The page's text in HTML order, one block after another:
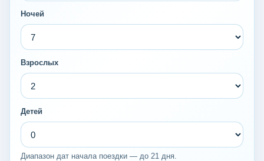
Ночей
Взрослых
Детей
Диапазон дат начала поездки — до 21 дня.